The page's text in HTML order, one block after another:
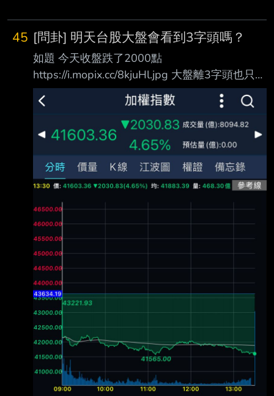
45 [問卦] 明天台股大盤會看到3字頭嗎？
如題 今天收盤跌了2000點
https://i.mopix.cc/8kjuHl.jpg 大盤離3字頭也只剩
不到1700的距離 明天會不會看到久違的台股3
字頭？ 有八卦嗎 --